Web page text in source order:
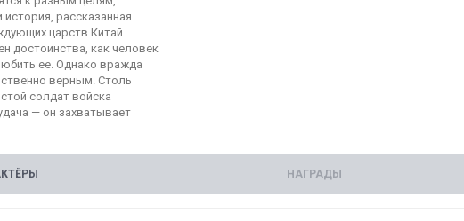
рассказанная
царств Китай
достоинства, как человек
ее. Однако вражда
верным. Столь
солдат войска
— он захватывает
НАГРАДЫ